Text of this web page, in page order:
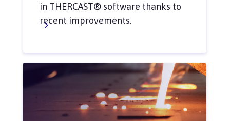
in THERCAST® software thanks to
recent improvements.